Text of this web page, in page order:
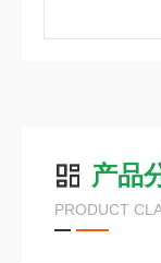
产品
PRODUCT